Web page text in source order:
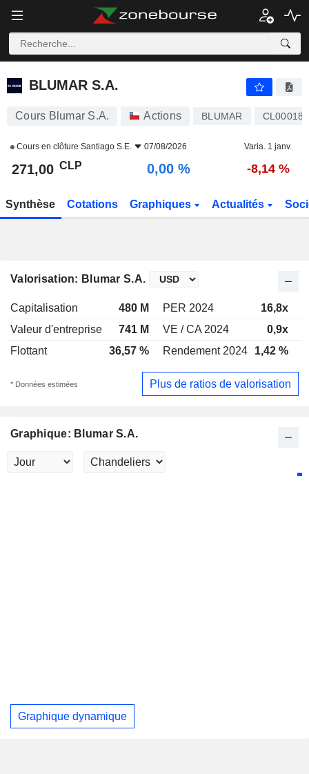
BLUMAR S.A.
BLUMAR S.A.
Cours Blumar S.A. Actions BLUMAR
Cours en clôture Santiago S.E. 07/08/2026 Varia. 1 janv.
271,00 CLP 0,00 % -8,14 %
Synthèse Cotations Graphiques Actualités
Valorisation: Blumar S.A.
Capitalisation 480 M PER 2024 16,8x
Valeur d'entreprise
741 M VE / CA 2024 0,9x
Flottant
36,57 % Rendement 2024 1,42 %
* Données estimées Plus de ratios de valorisation
Graphique: Blumar S.A.
Graphique dynamique